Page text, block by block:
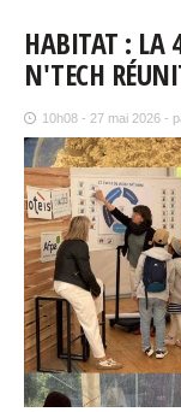
HABITAT : LA
N'TECH
10h08 - 27 mai 2026 -